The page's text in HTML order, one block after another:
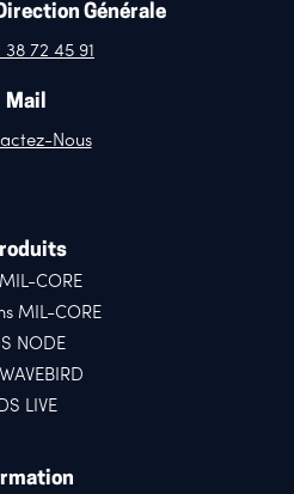
Générale
38 72 45 91
Mail
Nous
CORE
MIL-CORE
NODE
DS LIVE